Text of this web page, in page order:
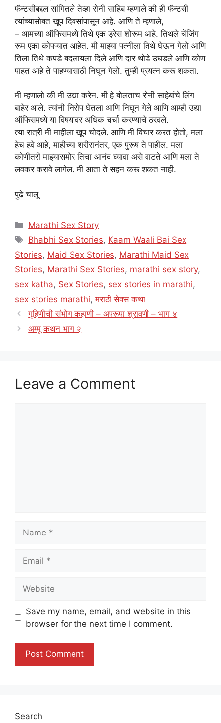
फॅन्टसीबद्दल सांगितले तेव्हा रोनी साहिब म्हणाले की ही फॅन्टसी
त्यांच्यासोबत खूप दिवसांपासून आहे. आणि ते म्हणाले,
– आमच्या ऑफिसमध्ये तिथे एक ड्रेस शोरूम आहे. तिथले चेंजिंग
रूम एका कोपऱ्यात आहेत. मी माझ्या पत्नीला तिथे घेऊन गेलो आणि
तिला तिथे कपडे बदलायला दिले आणि दार थोडे उघडले आणि कोण
पाहत आहे ते पाहण्यासाठी निघून गेलो. तुम्ही प्रयत्न करू शकता.
मी म्हणालो की मी उद्या करेन. मी हे बोलताच रोनी साहेबांचे लिंग
बाहेर आले. त्यांनी निरोप घेतला आणि निघून गेले आणि आम्ही उद्या
ऑफिसमध्ये या विषयावर अधिक चर्चा करण्याचे ठरवले.
त्या रात्री मी माहीला खूप चोदले. आणि मी विचार करत होतो, मला
हेच हवे आहे, माहीच्या शरीरानंतर, एक पुरूष ते पाहील. मला
कोणीतरी माझ्यासमोर तिचा आनंद घ्यावा असे वाटते आणि मला ते
लवकर करावे लागेल. मी आता ते सहन करू शकत नाही.
पुढे चालू
Categories
Marathi Sex Story
Tags
Bhabhi Sex Stories, Kaam Waali Bai Sex
Stories, Maid Sex Stories, Marathi Maid Sex
Stories, Marathi Sex Stories, marathi sex story,
sex katha, Sex Stories, sex stories in marathi,
sex stories marathi,मराठी सेक्स कथा
गृहिणीची संभोग कहाणी – अपरूपा श्रावणी – भाग ४
अम्मू कथन भाग २
Leave a Comment
Save my name, email, and website in this
browser for the next time I comment.
Search